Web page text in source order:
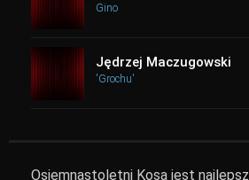
Gino
Jędrzej Maczugowski
'Grochu'
Osiemnastoletni Kosa jest